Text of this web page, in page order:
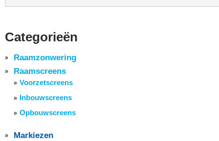
Categorieën
Raamzonwering
Raamscreens
Voorzetscreens
Inbouwscreens
Opbouwscreens
Markiezen